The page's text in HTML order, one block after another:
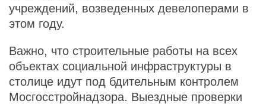
учреждений, возведенных девелоперами в
этом году.
Важно, что строительные работы на всех
объектах социальной инфраструктуры в
столице идут под бдительным контролем
Мосгосстройнадзора. Выездные проверки